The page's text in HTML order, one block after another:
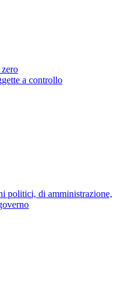
a controllo
politici, di amministrazione,